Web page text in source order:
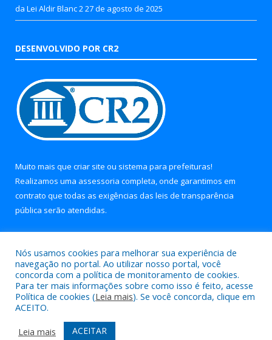
da Lei Aldir Blanc 227 de agosto de 2025
DESENVOLVIDO POR CR2
Muito mais que criar site ou sistema para prefeituras!
Realizamos uma assessoria completa, onde garantimos em
contrato que todas as exigências das leis de transparência
pública serão atendidas.
Todos os direitos reservados a Prefeitura Municipal de Soure.
Mapa do Site
Acessar Área Administrativa
Nós usamos cookies para melhorar sua experiência de
navegação no portal. Ao utilizar nosso portal, você
concorda com a política de monitoramento de cookies.
Para ter mais informações sobre como isso é feito, acesse
Política de cookies (Leia mais). Se você concorda, clique em
ACEITO.
Leia mais
ACEITAR